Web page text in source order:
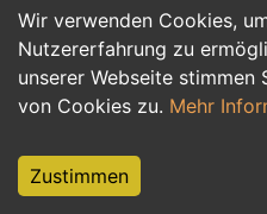
Wir verwenden Cookies,
Nutzererfahrung zu
unserer Webseite stimmen
von Cookies zu. Mehr
Zustimmen
Hilfskräfte, Aushilfs- und
Einkauf, Logistik,
Weiterbildung, Studium,
Tourismus